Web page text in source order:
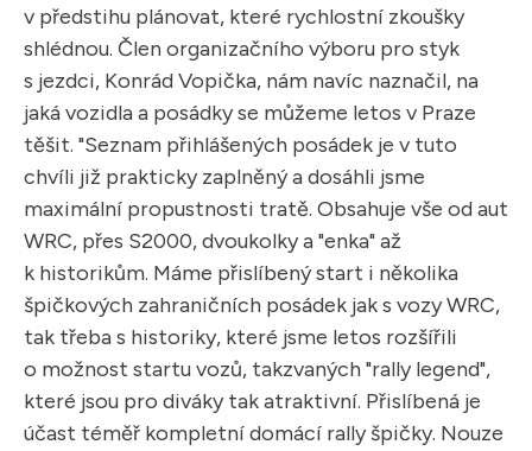
v předstihu plánovat, které rychlostní zkoušky
shlédnou. Člen organizačního výboru pro styk
s jezdci, Konrád Vopička, nám navíc naznačil, na
jaká vozidla a posádky se můžeme letos v Praze
těšit. "Seznam přihlášených posádek je v tuto
chvíli již prakticky zaplněný a dosáhli jsme
maximální propustnosti tratě. Obsahuje vše od aut
WRC, přes S2000, dvoukolky a "enka" až
k historikům. Máme přislíbený start i několika
špičkových zahraničních posádek jak s vozy WRC,
tak třeba s historiky, které jsme letos rozšířili
o možnost startu vozů, takzvaných "rally legend",
které jsou pro diváky tak atraktivní. Přislíbená je
účast téměř kompletní domácí rally špičky. Nouze